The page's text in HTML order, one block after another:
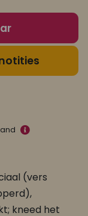
(vers
kneed het